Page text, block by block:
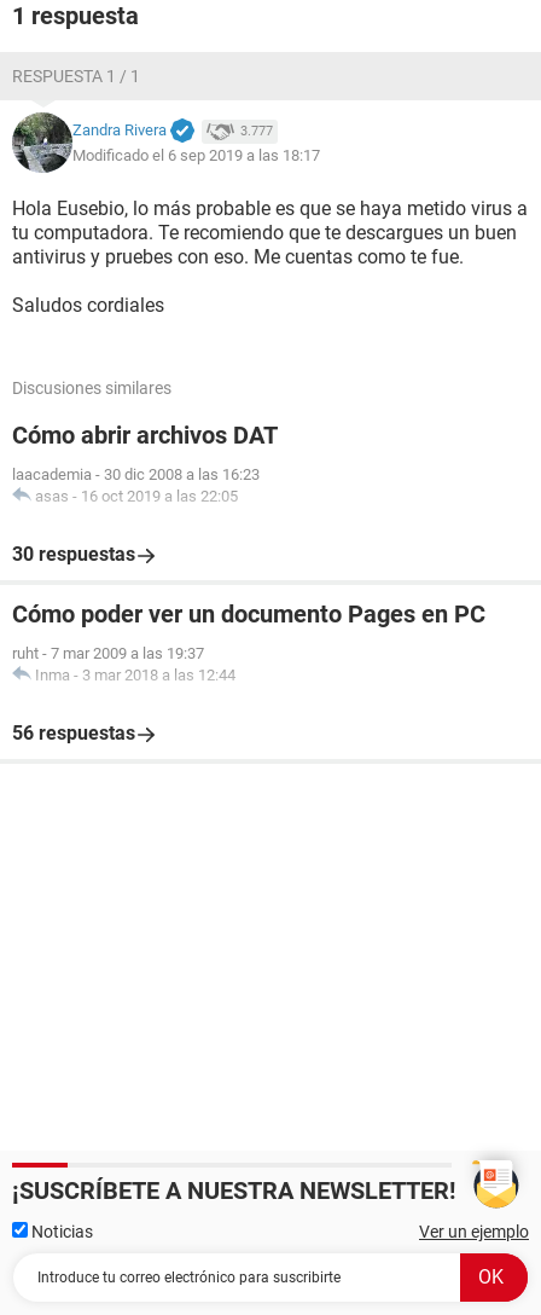
1 respuesta
RESPUESTA 1 / 1
Zandra Rivera 3.777
Modificado el 6 sep 2019 a las 18:17
Hola Eusebio, lo más probable es que se haya metido virus a
tu computadora. Te recomiendo que te descargues un buen
antivirus y pruebes con eso. Me cuentas como te fue.
Saludos cordiales
Discusiones similares
Cómo abrir archivos DAT
laacademia - 30 dic 2008 a las 16:23
asas - 16 oct 2019 a las 22:05
30 respuestas
Cómo poder ver un documento Pages en PC
ruht - 7 mar 2009 a las 19:37
Inma - 3 mar 2018 a las 12:44
56 respuestas
¡SUSCRÍBETE A NUESTRA NEWSLETTER!
Noticias Ver un ejemplo